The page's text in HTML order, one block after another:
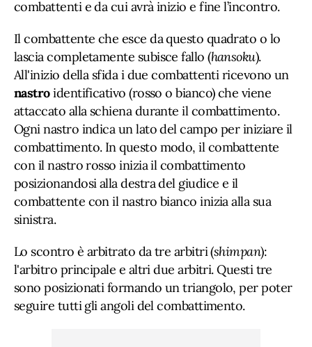
combattenti e da cui avrà inizio e fine l’incontro.
Il combattente che esce da questo quadrato o lo
lascia completamente subisce fallo (hansoku).
All'inizio della sfida i due combattenti ricevono un
nastroidentificativo (rosso o bianco) che viene
attaccato alla schiena durante il combattimento.
Ogni nastro indica un lato del campo per iniziare il
combattimento. In questo modo, il combattente
con il nastro rosso inizia il combattimento
posizionandosi alla destra del giudice e il
combattente con il nastro bianco inizia alla sua
sinistra.
Lo scontro è arbitrato da tre arbitri (shimpan):
l'arbitro principale e altri due arbitri. Questi tre
sono posizionati formando un triangolo, per poter
seguire tutti gli angoli del combattimento.